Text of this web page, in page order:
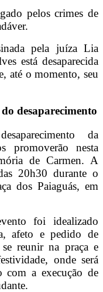
pelos crimes de
pela juíza Lia
está desaparecida
até o momento, seu
desaparecimento
da
promoverão nesta
de Carmen. A
20h30 durante o
dos Paiaguás, em
foi idealizado
afeto e pedido de
se reunir na praça e
onde será
com a execução de